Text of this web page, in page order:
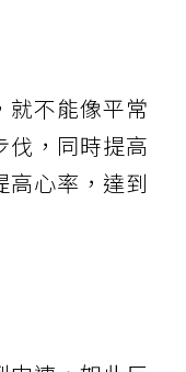
就不能像平常
伐，同時提高
高心率，達到